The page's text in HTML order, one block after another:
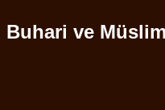
Buhari ve